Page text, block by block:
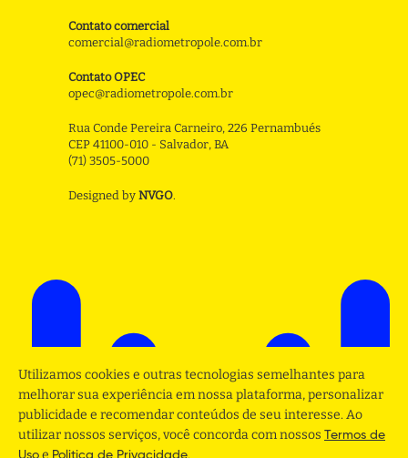
Contato comercial
comercial@radiometropole.com.br
Contato OPEC
opec@radiometropole.com.br
Rua Conde Pereira Carneiro, 226 Pernambués
CEP 41100-010 - Salvador, BA
(71) 3505-5000
Designed by NVGO.
Utilizamos cookies e outras tecnologias semelhantes para
melhorar sua experiência em nossa plataforma, personalizar
publicidade e recomendar conteúdos de seu interesse. Ao
utilizar nossos serviços, você concorda com nossos Termos de
Uso e Politica de Privacidade.